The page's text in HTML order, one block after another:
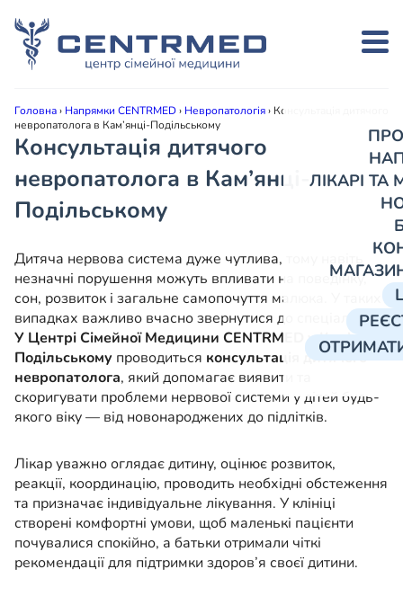
ЛІКАРІ
Головна› Напрямки CENTRMED› Невропатологія› Консультація дитячого
невропатолога в Кам’янці-Подільському
Консультація дитячого
невропатолога в Кам’янці-
Подільському
Дитяча нервова система дуже чутлива, тому навіть
незначні порушення можуть впливати на поведінку,
сон, розвиток і загальне самопочуття малюка. У таких
випадках важливо вчасно звернутися до спеціаліста.
У Центрі Сімейної Медицини CENTRMED у Кам’янці-
Подільському проводиться консультація дитячого
невропатолога, який допомагає виявити та
скоригувати проблеми нервової системи у дітей будь-
якого віку — від новонароджених до підлітків.
Лікар уважно оглядає дитину, оцінює розвиток,
реакції, координацію, проводить необхідні обстеження
та призначає індивідуальне лікування. У клініці
створені комфортні умови, щоб маленькі пацієнти
почувалися спокійно, а батьки отримали чіткі
рекомендації для підтримки здоров’я своєї дитини.